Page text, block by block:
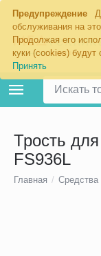
Предупреждение
обслуживания на
Продолжая его
куки (cookies)
Принять
Трость
FS936L
Главная / Средства